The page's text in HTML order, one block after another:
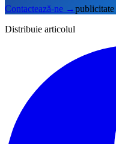
Contactează-ne →publicitate
Distribuie articolul